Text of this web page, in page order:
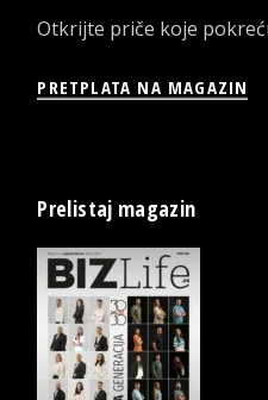
Otkrijte priče koje
PRETPLATA NA MAGAZIN
Prelistaj magazin